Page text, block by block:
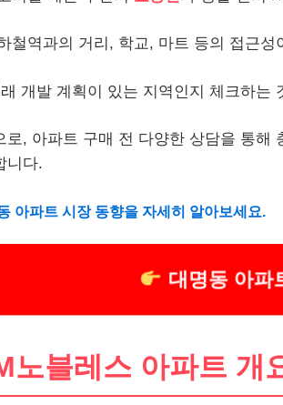
철역과의 거리, 학교, 마트 등의 접근성
개발 계획이 있는 지역인지 체크하는
로, 아파트 구매 전 다양한 상담을 통해
니다.
아파트 시장 동향을 자세히 알아보세요.
대명동 아파
노블레스 아파트 개